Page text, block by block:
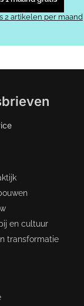
2 artikelen per maand
en cultuur
transformatie